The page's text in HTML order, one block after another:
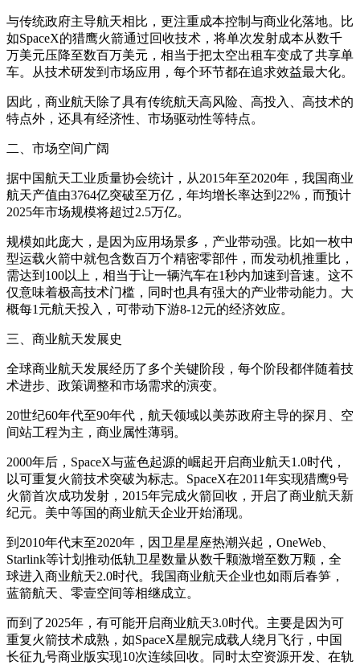
与传统政府主导航天相比，更注重成本控制与商业化落地。比
如SpaceX的猎鹰火箭通过回收技术，将单次发射成本从数千
万美元压降至数百万美元，相当于把太空出租车变成了共享单
车。从技术研发到市场应用，每个环节都在追求效益最大化。
因此，商业航天除了具有传统航天高风险、高投入、高技术的
特点外，还具有经济性、市场驱动性等特点。
二、市场空间广阔
据中国航天工业质量协会统计，从2015年至2020年，我国商业
航天产值由3764亿突破至万亿，年均增长率达到22%，而预计
2025年市场规模将超过2.5万亿。
规模如此庞大，是因为应用场景多，产业带动强。比如一枚中
型运载火箭中就包含数百万个精密零部件，而发动机推重比，
需达到100以上，相当于让一辆汽车在1秒内加速到音速。这不
仅意味着极高技术门槛，同时也具有强大的产业带动能力。大
概每1元航天投入，可带动下游8-12元的经济效应。
三、商业航天发展史
全球商业航天发展经历了多个关键阶段，每个阶段都伴随着技
术进步、政策调整和市场需求的演变。
20世纪60年代至90年代，航天领域以美苏政府主导的探月、空
间站工程为主，商业属性薄弱。
2000年后，SpaceX与蓝色起源的崛起开启商业航天1.0时代，
以可重复火箭技术突破为标志。SpaceX在2011年实现猎鹰9号
火箭首次成功发射，2015年完成火箭回收，开启了商业航天新
纪元。美中等国的商业航天企业开始涌现。
到2010年代末至2020年，因卫星星座热潮兴起，OneWeb、
Starlink等计划推动低轨卫星数量从数千颗激增至数万颗，全
球进入商业航天2.0时代。我国商业航天企业也如雨后春笋，
蓝箭航天、零壹空间等相继成立。
而到了2025年，有可能开启商业航天3.0时代。主要是因为可
重复火箭技术成熟，如SpaceX星舰完成载人绕月飞行，中国
长征九号商业版实现10次连续回收。同时太空资源开发、在轨